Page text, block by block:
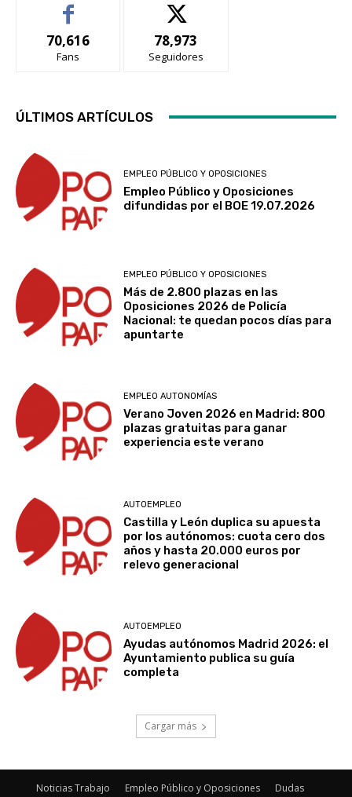
70,616
Fans
78,973
Seguidores
ÚLTIMOS ARTÍCULOS
EMPLEO PÚBLICO Y OPOSICIONES
Empleo Público y Oposiciones
difundidas por el BOE 19.07.2026
EMPLEO PÚBLICO Y OPOSICIONES
Más de 2.800 plazas en las
Oposiciones 2026 de Policía
Nacional: te quedan pocos días para
apuntarte
EMPLEO AUTONOMÍAS
Verano Joven 2026 en Madrid: 800
plazas gratuitas para ganar
experiencia este verano
AUTOEMPLEO
Castilla y León duplica su apuesta
por los autónomos: cuota cero dos
años y hasta 20.000 euros por
relevo generacional
AUTOEMPLEO
Ayudas autónomos Madrid 2026: el
Ayuntamiento publica su guía
completa
Cargar más
Noticias Trabajo Empleo Público y Oposiciones Dudas